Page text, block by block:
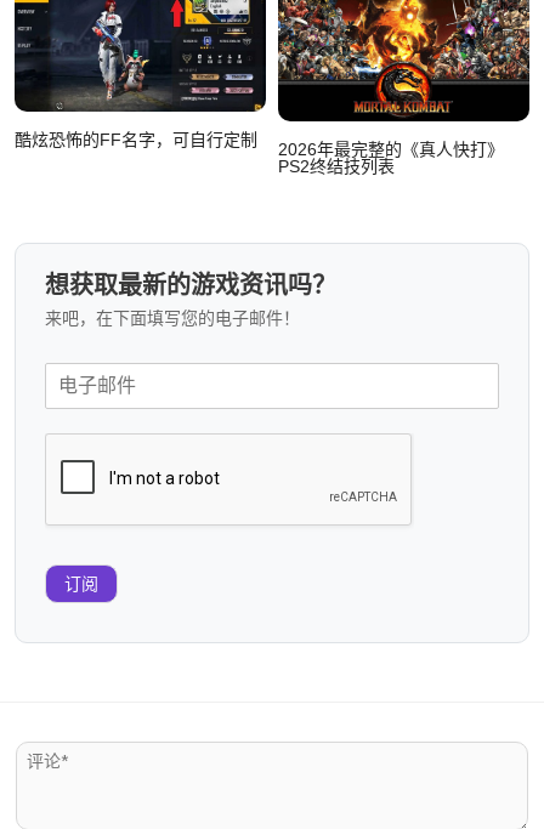
酷炫恐怖的FF名字，可自行定制
2026年最完整的《真人快打》
PS2终结技列表
想获取最新的游戏资讯吗？
来吧，在下面填写您的电子邮件！
订阅